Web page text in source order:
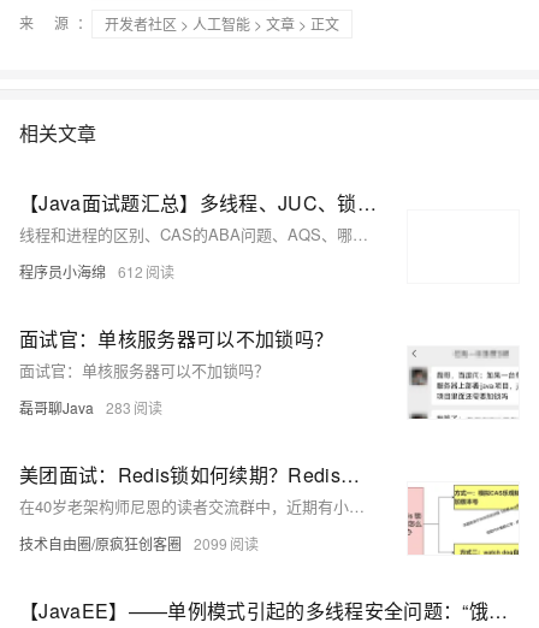
来 源：
开发者社区 > 人工智能 > 文章 > 正文
相关文章
【Java面试题汇总】多线程、JUC、锁篇（2023版）
线程和进程的区别、CAS的ABA问题、AQS、哪些地方使用了CAS、怎么保证线程安全、线程同步方式、synchronized的用法及原理、Lock、volatile、线程的六个状态、ThreadLocal、线程通信方式、创建方式、两种创建线程池的方法、线程池设置合适的线程数、线程安全的集合？ConcurrentHashMap、JUC
程序员小海绵 612
面试官：单核服务器可以不加锁吗？
面试官：单核服务器可以不加锁吗？
磊哥聊Java 283
美团面试：Redis锁如何续期？Redis锁超时，任务没完怎么办？
在40岁老架构师尼恩的读者交流群中，近期有小伙伴在面试一线互联网企业时遇到了关于Redis分布式锁过期及自动续期的问题。尼恩对此进行了系统化的梳理，介绍了两种核心解决方案：一是通过增加版本号实现乐观锁，二是利用watch dog自动续期机制。后者通过后台线程定期检查锁的状态并在必要时延长锁的过期时间，确保锁不会因超时而意外释放。尼恩还分享了详细的代码实现和原理分析，帮助读者深入理解并掌握这些技术点，以便在面试中自信应对相关问题。更多技术细节和面试准备资料可在尼恩的技术文章和《尼恩Java面试宝典》中获取。
技术自由圈/原疯狂创客圈 2099
【JavaEE】——单例模式引起的多线程安全问题：“饿汉/懒汉”模式，及解决思路和方法（面试高频）